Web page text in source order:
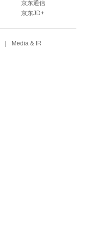
京东通信
京东JD+
Media & IR